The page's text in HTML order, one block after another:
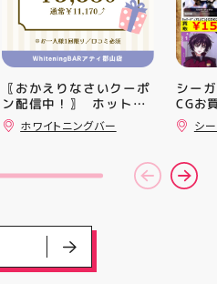
せました！
☆ASICSGRIPを前足部に
追加し、グリップ力を向
上させました！ ☆市場
トレンドの反発性とクッ
ション性を表したデザイ
ンと優れた通気性を兼ね
備えた「エンジニアード
ウーブンアッパー」を搭
をカジュアルに走りたい
方や仕事履き、夏のお出
かけで長距離歩く方向け
ニングシューズの最新作
になります！ ・ 気にな
る方は是非、店頭に足を
〖おかえりなさいクーポ
ン配信中！〗 ⁡ ホットペ
ッパーより通常
￥11,170······▸
ーポン配信中です★ ⁡ コ
ース終了した方、初回体
りのクーポンになります
ので、是非お試し下さい
⁡ ご予約、ご来店お待ち
しております️ #ホワイト
ホワイトニングバー
人と
お出
屋台
に楽
ビア
思い
皆さ
フ一
てお
屋台村
━━━━
シー
CGお
る慈
￥30
(ﾐﾘｼｬ
077)
シ